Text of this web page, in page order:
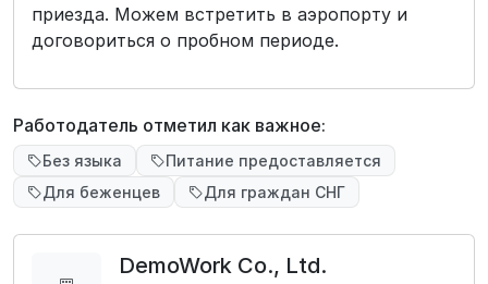
приезда. Можем встретить в аэропорту и
договориться о пробном периоде.
Работодатель отметил как важное:
Без языка
Питание предоставляется
Для беженцев
Для граждан СНГ
DemoWork Co., Ltd.